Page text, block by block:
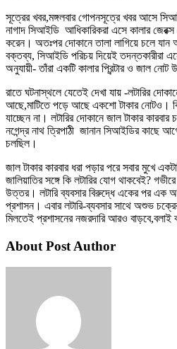
সূত্রের খবর,মঙ্গলবার গোপনসূত্রে খবর আসে
নাগাদ সিআইডি আধিকারিকরা এসে কালার
করেন। অতঃপর দোকানে তালা লাগিয়ে চলে যান
বক্তব্য, সিআইডি পরিচয় দিয়েই তদন্তকারীরা
অনুযায়ী- তাঁরা একটি কালার প্রিন্টার ও জাল নোট
রাতে ঘটনাস্থলে যেতেই দেখা যায় -লটারির
আছে,মাটিতে পড়ে আছে একশো টাকার নোটও।
যাচ্ছেন না। লটারির দোকানে জাল টাকার কারবার
নগেন্দ্র নাথ ত্রিপাঠী জানান সিআইডির কাছে
চলছিল।
জাল টাকার কারবার ধরা পড়ার পরে সবার মুখে
জালিয়াতির সঙ্গে কি লটারির যোগ থাকবেই?
উত্তর। লটারি ব্যবসার বিরুদ্ধে একের পর এক
প্রশাসন। এবার লটারি-ব্যবসার সাথে অশুভ
মিলতেই প্রশাসনের নজরদারি আরও বাড়বে,বলাই
About Post Author